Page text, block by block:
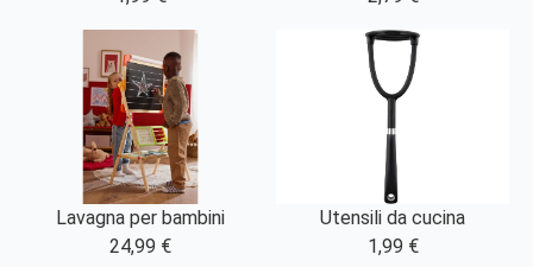
Lavagna per bambini
24,99 €
Utensili da cucina
1,99 €